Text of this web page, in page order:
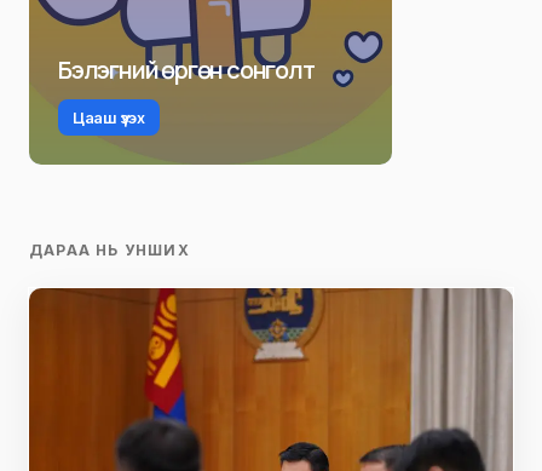
Бэлэгний өргөн сонголт
Цааш үзэх
ДАРАА НЬ УНШИХ